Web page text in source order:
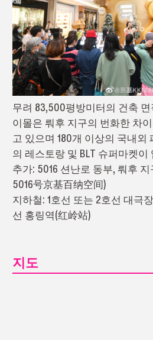
무려 83,500평방미터의 건축
이몰은 뤄후 지구의 번화한 차
고 있으며 180개 이상의 국내외
의 레스토랑 및 BLT 슈퍼마켓
추가: 5016 션난로 동부, 뤄후
5016号京基百纳空间)
지하철: 1호선 또는 2호선 대극
선 홍링역(红岭站)
지도